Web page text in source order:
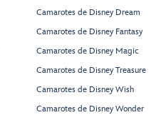
Camarotes de Disney Dream
Camarotes de Disney Fantasy
Camarotes de Disney Magic
Camarotes de Disney Treasure
Camarotes de Disney Wish
Camarotes de Disney Wonder